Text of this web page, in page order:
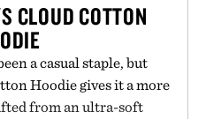
CLOUD COTTON
a casual staple, but
Hoodie gives it a more
from an ultra-soft